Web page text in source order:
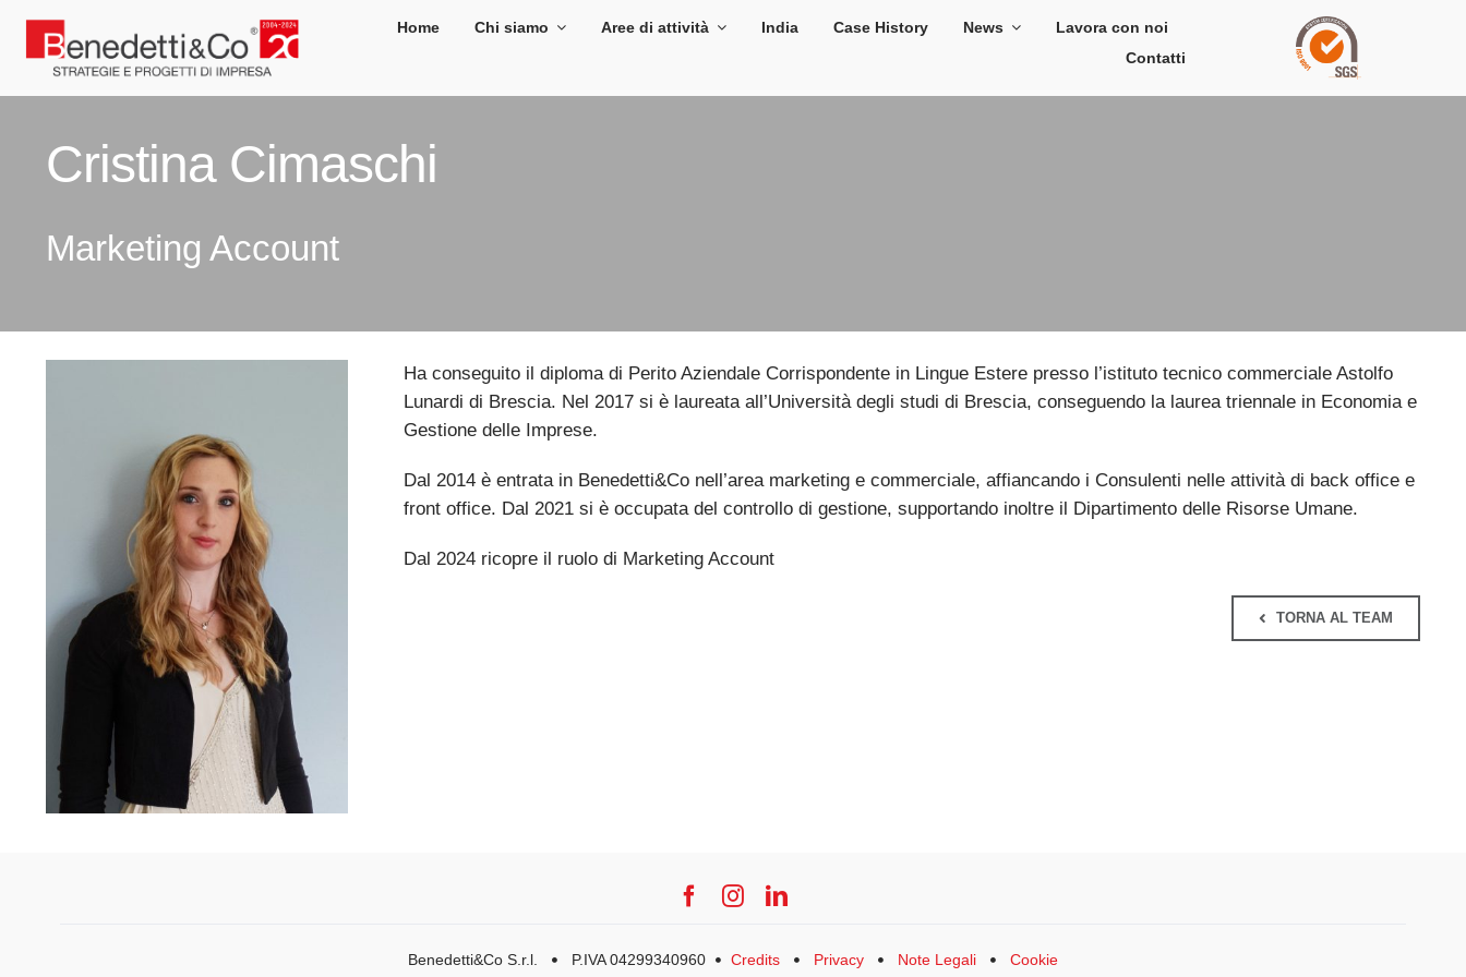
contenuto
Home Chi siamo Aree di attività India Case History News
Lavora con noi
Contatti
Cristina Cimaschi
Marketing Account
Ha conseguito il diploma di Perito Aziendale Corrispondente in Lingue Estere presso l’istituto tecnico commerciale Astolfo
Lunardi di Brescia. Nel 2017 si è laureata all’Università degli studi di Brescia, conseguendo la laurea triennale in Economia e
Gestione delle Imprese.
Dal 2014 è entrata in Benedetti&Co nell’area marketing e commerciale, affiancando i Consulenti nelle attività di back office e
front office. Dal 2021 si è occupata del controllo di gestione, supportando inoltre il Dipartimento delle Risorse Umane.
Dal 2024 ricopre il ruolo di Marketing Account
TORNA AL TEAM
Benedetti&Co S.r.l. P.IVA 04299340960 Credits Privacy Note Legali Cookie